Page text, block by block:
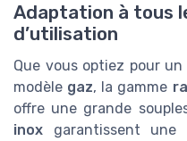
Adaptation à tous
d’utilisation
Que vous optiez pour un
modèle gaz, la gamme
offre une grande
inox garantissent une